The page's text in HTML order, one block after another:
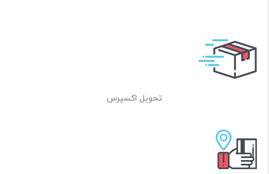
تحویل اکسپرس